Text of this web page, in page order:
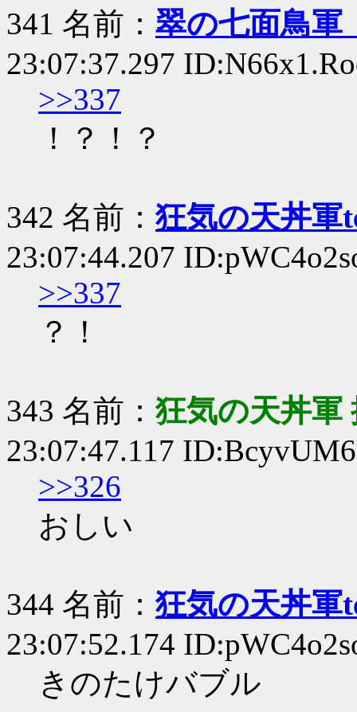
341 名前： 翠の七面鳥
23:07:37.297
>>337
！？！？
342 名前：狂気の天丼軍
23:07:44.207
>>337
？！
343 名前：狂気の天丼軍
23:07:47.117
>>326
おしい
344 名前：狂気の天丼軍
23:07:52.174
きのたけバブル